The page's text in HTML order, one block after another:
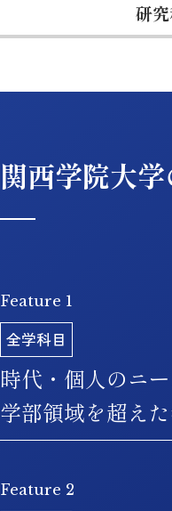
研
関西学院大
Feature 1
全学科目
時代・個人のニ
学部領域を超え
各学部の専門的な
Feature 2